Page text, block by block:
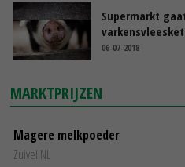
Supermarkt
06-07-2018
MARKTPRIJZEN
Magere melkpoeder
Zuivel NL